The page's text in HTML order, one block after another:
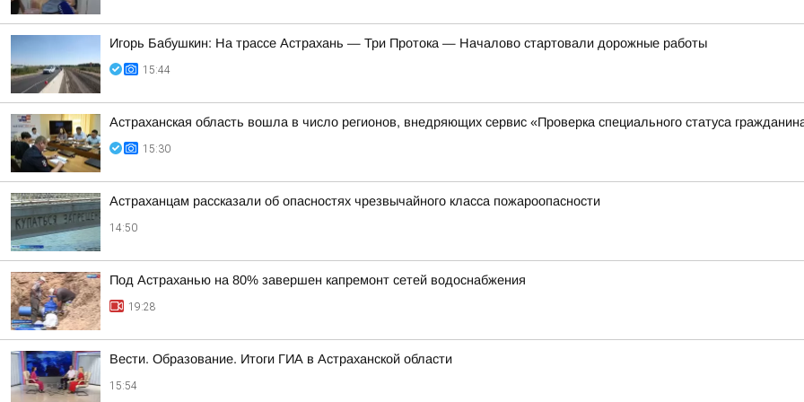
Игорь Бабушкин: На трассе Астрахань — Три Протока — Началово стартовали дорожные работы
15:44
Астраханская область вошла в число регионов, внедряющих сервис «Проверка специального статуса
15:30
Астраханцам рассказали об опасностях чрезвычайного класса пожароопасности
14:50
Под Астраханью на 80% завершен капремонт сетей водоснабжения
19:28
Вести. Образование. Итоги ГИА в Астраханской области
15:54